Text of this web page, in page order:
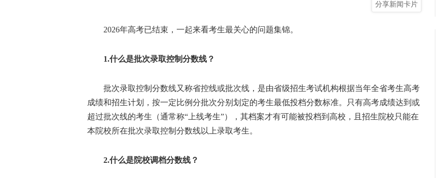
分享新闻卡片
2026年高考已结束，一起来看考生最关心的问题集锦。
1.什么是批次录取控制分数线？
批次录取控制分数线又称省控线或批次线，是由省级招生考试机构根据当年全省考生高考
成绩和招生计划，按一定比例分批次分别划定的考生最低投档分数标准。只有高考成绩达到或
超过批次线的考生（通常称“上线考生”），其档案才有可能被投档到高校，且招生院校只能在
本院校所在批次录取控制分数线以上录取考生。
2.什么是院校调档分数线？
【专题】浙江首届“书香城镇”系
列推选暨“博雅书房”掌上书城定